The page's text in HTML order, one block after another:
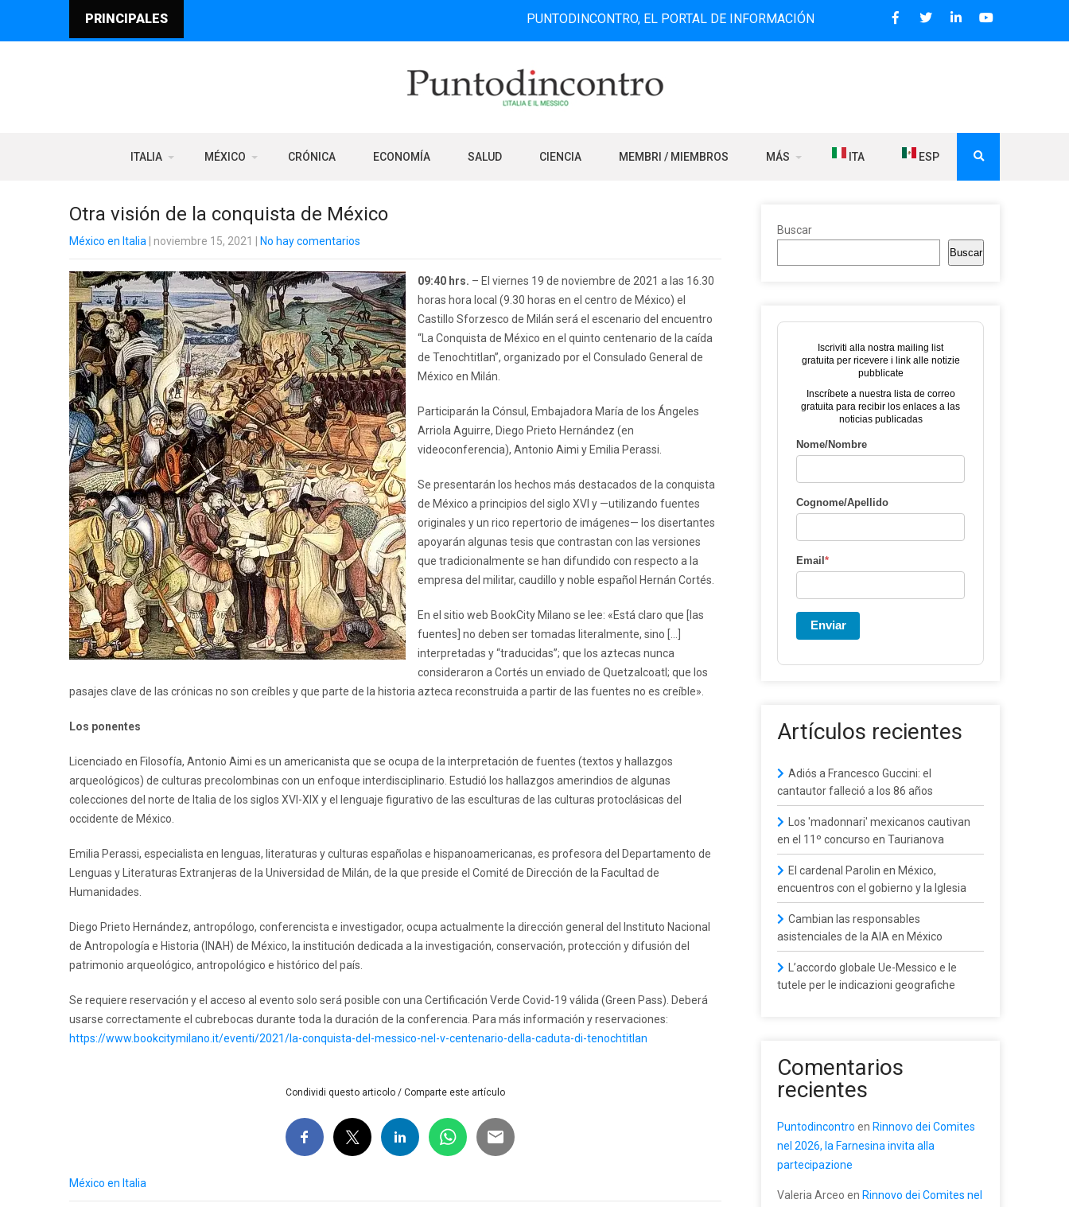
PRINCIPALES PUNTODINCONTRO, EL PORTAL DE INFORMACIÓN BILINGÜE QUE DESDE 2006 DIFUNDE NOTICIAS
ITALIA MÉXICO CRÓNICA ECONOMÍA SALUD CIENCIA MEMBRI / MIEMBROS MÁS ITA ESP
Otra visión de la conquista de México
México en Italia | noviembre 15, 2021 No hay comentarios
09:40 hrs. – El viernes 19 de noviembre de 2021 a las 16.30
horas hora local (9.30 horas en el centro de México) el
Castillo Sforzesco de Milán será el escenario del encuentro
“La Conquista de México en el quinto centenario de la caída
de Tenochtitlan”, organizado por el Consulado General de
México en Milán.
Participarán la Cónsul, Embajadora María de los Ángeles
Arriola Aguirre, Diego Prieto Hernández (en
videoconferencia), Antonio Aimi y Emilia Perassi.
Se presentarán los hechos más destacados de la conquista
de México a principios del siglo XVI y —utilizando fuentes
originales y un rico repertorio de imágenes— los disertantes
apoyarán algunas tesis que contrastan con las versiones
que tradicionalmente se han difundido con respecto a la
empresa del militar, caudillo y noble español Hernán Cortés.
En el sitio web BookCity Milano se lee: «Está claro que [las
fuentes] no deben ser tomadas literalmente, sino [...]
interpretadas y “traducidas”; que los aztecas nunca
consideraron a Cortés un enviado de Quetzalcoatl; que los
pasajes clave de las crónicas no son creíbles y que parte de la historia azteca reconstruida a partir de las fuentes no es creíble».
Los ponentes
Licenciado en Filosofía, Antonio Aimi es un americanista que se ocupa de la interpretación de fuentes (textos y hallazgos
arqueológicos) de culturas precolombinas con un enfoque interdisciplinario. Estudió los hallazgos amerindios de algunas
colecciones del norte de Italia de los siglos XVI-XIX y el lenguaje figurativo de las esculturas de las culturas protoclásicas del
occidente de México.
Emilia Perassi, especialista en lenguas, literaturas y culturas españolas e hispanoamericanas, es profesora del Departamento de
Lenguas y Literaturas Extranjeras de la Universidad de Milán, de la que preside el Comité de Dirección de la Facultad de
Humanidades.
Diego Prieto Hernández, antropólogo, conferencista e investigador, ocupa actualmente la dirección general del Instituto Nacional
de Antropología e Historia (INAH) de México, la institución dedicada a la investigación, conservación, protección y difusión del
patrimonio arqueológico, antropológico e histórico del país.
Se requiere reservación y el acceso al evento solo será posible con una Certificación Verde Covid-19 válida (Green Pass). Deberá
usarse correctamente el cubrebocas durante toda la duración de la conferencia. Para más información y reservaciones:
https://www.bookcitymilano.it/eventi/2021/la-conquista-del-messico-nel-v-centenario-della-caduta-di-tenochtitlan
Condividi questo articolo / Comparte este artículo
México en Italia
Buscar
Buscar
Iscriviti alla nostra mailing list
gratuita per ricevere i link alle notizie
pubblicate
Inscríbete a nuestra lista de correo
gratuita para recibir los enlaces a las
noticias publicadas
Nome/Nombre
Cognome/Apellido
Email *
Enviar
Artículos recientes
Adiós a Francesco Guccini: el
cantautor falleció a los 86 años
Los 'madonnari' mexicanos cautivan
en el 11º concurso en Taurianova
El cardenal Parolin en México,
encuentros con el gobierno y la Iglesia
Cambian las responsables
asistenciales de la AIA en México
L’accordo globale Ue-Messico e le
tutele per le indicazioni geografiche
Comentarios
recientes
Puntodincontro en Rinnovo dei Comites
nel 2026, la Farnesina invita alla
partecipazione
Valeria Arceo en Rinnovo dei Comites nel